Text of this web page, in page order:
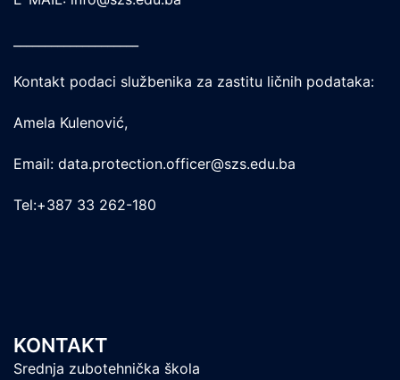
Kontakt podaci službenika za zastitu ličnih podataka:
Amela Kulenović,
Email: data.protection.officer@szs.edu.ba
Tel:+387 33 262-180
KONTAKT
Srednja zubotehnička škola